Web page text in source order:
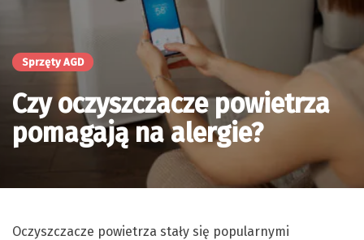
Sprzęty AGD
Czy oczyszczacze powietrza
pomagają na alergie?
Oczyszczacze powietrza stały się popularnymi